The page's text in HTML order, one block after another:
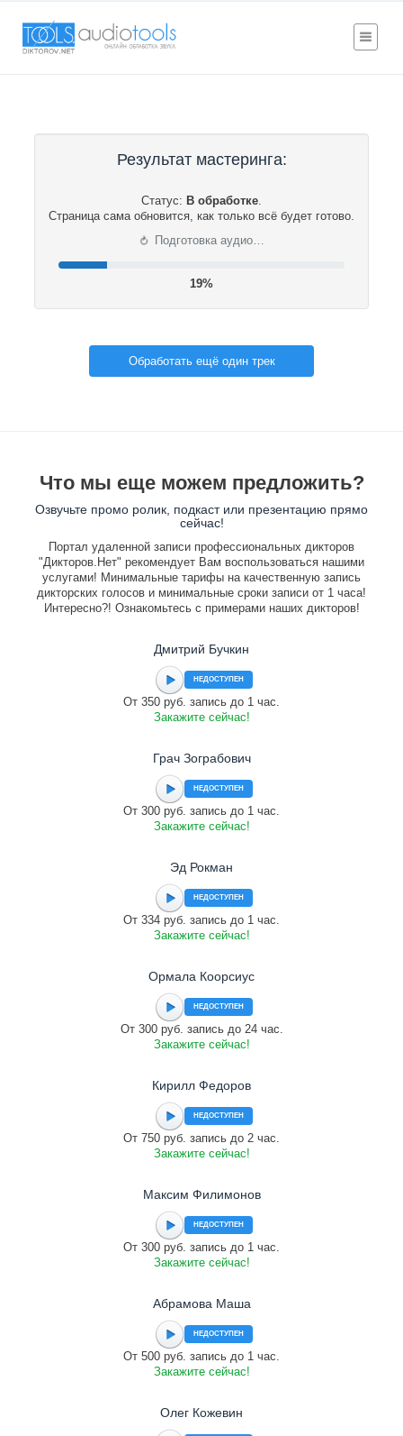
Результат мастеринга:
Статус: В обработке.
Страница сама обновится, как только всё будет готово.
⟳ Подготовка аудио…
20%
Обработать ещё один трек
Что мы еще можем предложить?
Озвучьте промо ролик, подкаст или презентацию прямо
сейчас!
Портал удаленной записи профессиональных дикторов
"Дикторов.Нет" рекомендует Вам воспользоваться нашими
услугами! Минимальные тарифы на качественную запись
дикторских голосов и минимальные сроки записи от 1 часа!
Интересно?! Ознакомьтесь с примерами наших дикторов!
Дмитрий Бучкин
НЕДОСТУПЕН
От 350 руб. запись до 1 час.
Закажите сейчас!
Грач Зограбович
НЕДОСТУПЕН
От 300 руб. запись до 1 час.
Закажите сейчас!
Эд Рокман
НЕДОСТУПЕН
От 334 руб. запись до 1 час.
Закажите сейчас!
Ормала Коорсиус
НЕДОСТУПЕН
От 300 руб. запись до 24 час.
Закажите сейчас!
Кирилл Федоров
НЕДОСТУПЕН
От 750 руб. запись до 2 час.
Закажите сейчас!
Максим Филимонов
НЕДОСТУПЕН
От 300 руб. запись до 1 час.
Закажите сейчас!
Абрамова Маша
НЕДОСТУПЕН
От 500 руб. запись до 1 час.
Закажите сейчас!
Олег Кожевин